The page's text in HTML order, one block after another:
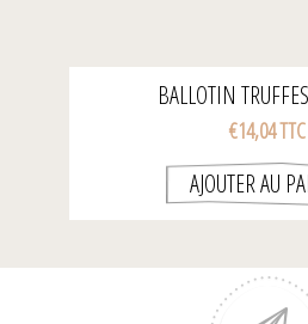
BALLOTIN
€14,04 TTC